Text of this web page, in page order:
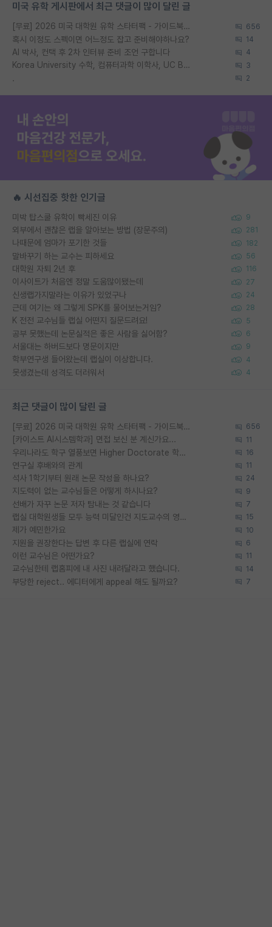
미국 유학 게시판에서 최근 댓글이 많이 달린 글
[무료] 2026 미국 대학원 유학 스타터팩 - 가이드북 & 합격자 컨택메일 템플릿 656
혹시 이정도 스펙이면 어느정도 잡고 준비해야하나요? 14
AI 박사, 컨택 후 2차 인터뷰 준비 조언 구합니다 4
Korea University 수학, 컴퓨터과학 이학사, UC Berkeley 산업공학 대학원 공학박사가 되는 것은 쉽지 않겠죠? 3
. 2
🔥 시선집중 핫한 인기글
미박 탑스쿨 유학이 빡세진 이유 9
외부에서 괜찮은 랩을 알아보는 방법 (장문주의) 281
나때문에 엄마가 포기한 것들 182
말바꾸기 하는 교수는 피하세요 56
대학원 자퇴 2년 후 116
이사이트가 처음엔 정말 도움많이됐는데 27
신생랩가지말라는 이유가 있었구나 24
근데 여기는 왜 그렇게 SPK를 물어보는거임? 28
K 전전 교수님들 랩실 어떤지 질문드려요! 5
공부 못했는데 논문실적은 좋은 사람을 싫어함? 6
서울대는 하버드보다 명문이지만 9
학부연구생 들어왔는데 랩실이 이상합니다. 4
못생겼는데 성격도 더러워서 4
최근 댓글이 많이 달린 글
[무료] 2026 미국 대학원 유학 스타터팩 - 가이드북 & 합격자 컨택메일 템플릿 656
[카이스트 AI시스템학과] 면접 보신 분 계신가요... 11
우리나라도 학구 열풍보면 Higher Doctorate 학위가 필요하다고 봅니다. 16
연구실 후배와의 관계 11
석사 1학기부터 원래 논문 작성을 하나요? 24
지도력이 없는 교수님들은 어떻게 하시나요? 9
선배가 자꾸 논문 저자 탐내는 것 같습니다 7
랩실 대학원생들 모두 능력 미달인건 지도교수의 영향 아닌가? 15
제가 예민한가요 10
지원을 권장한다는 답변 후 다른 랩실에 연락 6
이런 교수님은 어떤가요? 11
교수님한테 랩홈피에 내 사진 내려달라고 했습니다. 14
부당한 reject.. 에디터에게 appeal 해도 될까요? 7